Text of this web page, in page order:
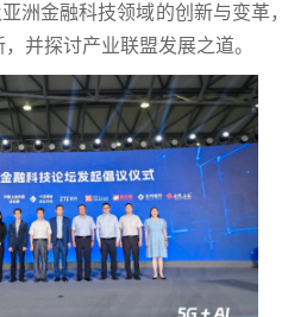
洲金融科技领域的创新与变革，
并探讨产业联盟发展之道。